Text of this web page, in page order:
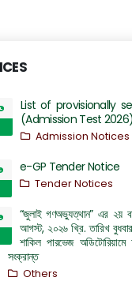
List of provisionally
(Admission Test 2026)
Admission Notices
e-GP Tender Notice
Tender Notices
“জুলাই গণঅভ্যুত্থান” এর ২য়
আগস্ট, ২০২৬ খ্রি. তারিখ
শাকিল পারভেজ
সংক্রান্ত
Others